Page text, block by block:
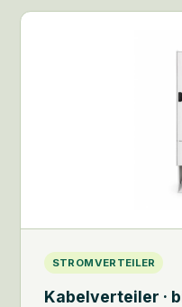
STROMVERTEILER
Kabelverteiler ·